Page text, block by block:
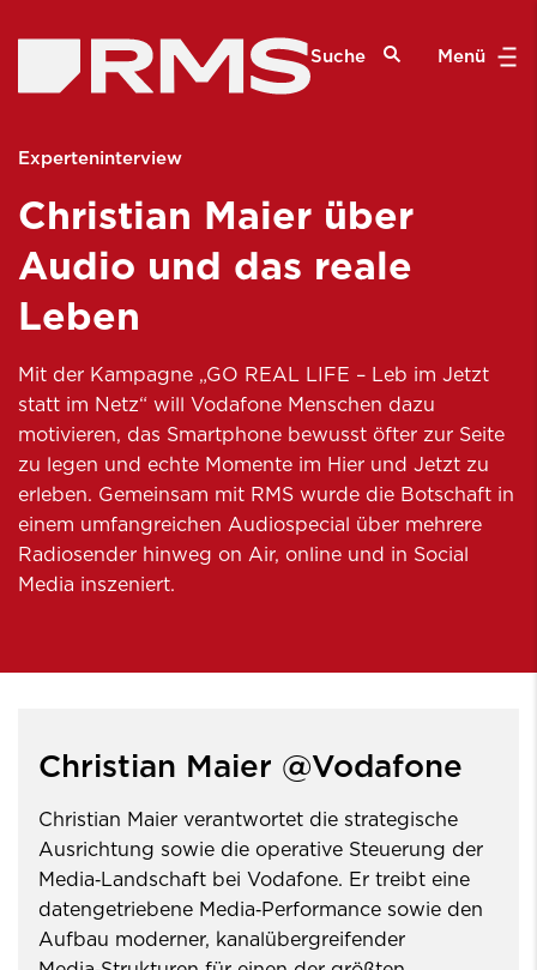
Suche Menü
Experteninterview
Christian Maier über
Audio und das reale
Leben
Mit der Kampagne „GO REAL LIFE – Leb im Jetzt
statt im Netz“ will Vodafone Menschen dazu
motivieren, das Smartphone bewusst öfter zur Seite
zu legen und echte Momente im Hier und Jetzt zu
erleben. Gemeinsam mit RMS wurde die Botschaft in
einem umfangreichen Audiospecial über mehrere
Radiosender hinweg on Air, online und in Social
Media inszeniert.
Christian Maier @Vodafone
Christian Maier verantwortet die strategische
Ausrichtung sowie die operative Steuerung der
Media‑Landschaft bei Vodafone. Er treibt eine
datengetriebene Media‑Performance sowie den
Aufbau moderner, kanalübergreifender